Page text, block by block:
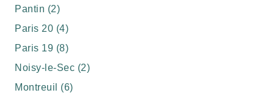
Pantin (2)
Paris 20 (4)
Paris 19 (8)
Noisy-le-Sec (2)
Montreuil (6)